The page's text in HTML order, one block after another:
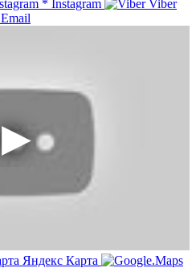
* Instagram
Viber
Email
Яндекс Карта